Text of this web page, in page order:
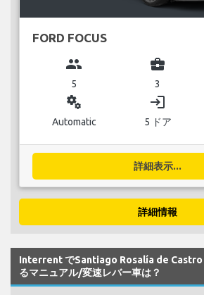
FORD FOCUS
group
5
business_center
3
miscellaneous_services
Automatic
login
5 ドア
詳細表示...
詳細情報
Interrent でSantiago Rosalía de Castro
るマニュアル/変速レバー車は？